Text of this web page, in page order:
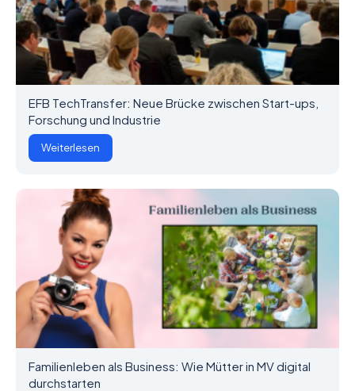
EFB TechTransfer: Neue Brücke zwischen Start-ups,
Forschung und Industrie
Weiterlesen
Familienleben als Business: Wie Mütter in MV digital
durchstarten